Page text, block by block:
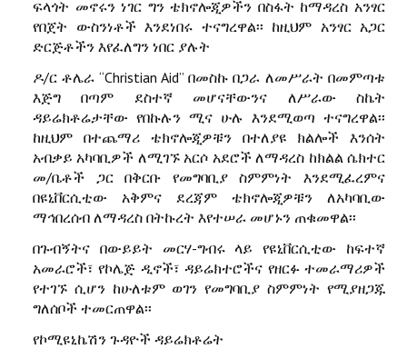
ፍላጎት መኖሩን ነገር ግን ቴክኖሎጂዎችን በስፋት ከማዳረስ አንፃር
የበጀት ውስንነቶች እንደነበሩ ተናግረዋል፡፡ ከዚህም አንፃር አጋር
ድርጅቶችን እየፈለግን ነበር ያሉት
ዶ/ር ቶሌራ “Christian Aid” በመስኩ በጋራ ለመሥራት በመምጣቱ
እጅግ በጣም ደስተኛ መሆናቸውንና ለሥራው ስኬት
ዳይሬክቶሬታቸው የበኩሉን ሚና ሁሉ እንደሚወጣ ተናግረዋል፡፡
ከዚህም በተጨማሪ ቴክኖሎጂዎቹን በተለያዩ ክልሎች እንሰት
አብቃይ አካባቢዎች ለሚገኙ አርሶ አደሮች ለማዳረስ ከክልል ሴክተር
መ/ቤቶች ጋር በቅርቡ የመግባቢያ ስምምነት እንደሚፈረምና
በዩኒቨርሲቲው አቅምና ደረጃም ቴክኖሎጂዎቹን ለአካባቢው
ማኅበረሰብ ለማዳረስ በትኩረት እየተሠራ መሆኑን ጠቁመዋል፡፡
በጉብኝትና በውይይት መርሃ-ግብሩ ላይ የዩኒቨርሲቲው ከፍተኛ
አመራሮች፣ የኮሌጅ ዲኖች፣ ዳይሬክተሮችና የዘርፉ ተመራማሪዎች
የተገኙ ሲሆን ከሁለቱም ወገን የመግባቢያ ስምምነት የሚያዘጋጁ
ግለሰቦች ተመርጠዋል፡፡
የኮሚዩኒኬሽን ጉዳዮች ዳይሬክቶሬት